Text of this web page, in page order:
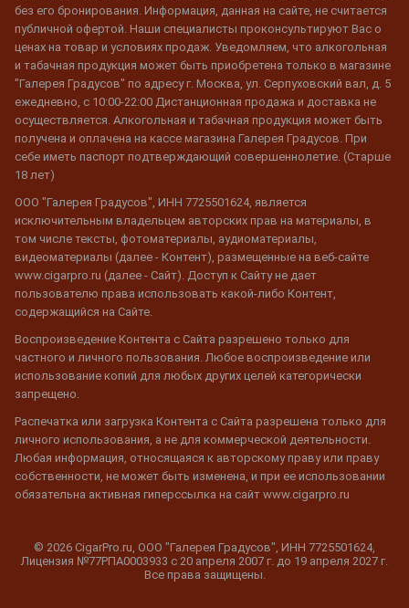
без его бронирования. Информация, данная на сайте, не считается
публичной офертой. Наши специалисты проконсультируют Вас о
ценах на товар и условиях продаж. Уведомляем, что алкогольная
и табачная продукция может быть приобретена только в магазине
"Галерея Градусов" по адресу г. Москва, ул. Серпуховский вал, д. 5
ежедневно, с 10:00-22:00 Дистанционная продажа и доставка не
осуществляется. Алкогольная и табачная продукция может быть
получена и оплачена на кассе магазина Галерея Градусов. При
себе иметь паспорт подтверждающий совершеннолетие. (Старше
18 лет)
ООО "Галерея Градусов", ИНН 7725501624, является
исключительным владельцем авторских прав на материалы, в
том числе тексты, фотоматериалы, аудиоматериалы,
видеоматериалы (далее - Контент), размещенные на веб-сайте
www.cigarpro.ru (далее - Сайт). Доступ к Сайту не дает
пользователю права использовать какой-либо Контент,
содержащийся на Сайте.
Воспроизведение Контента с Сайта разрешено только для
частного и личного пользования. Любое воспроизведение или
использование копий для любых других целей категорически
запрещено.
Распечатка или загрузка Контента с Сайта разрешена только для
личного использования, а не для коммерческой деятельности.
Любая информация, относящаяся к авторскому праву или праву
собственности, не может быть изменена, и при ее использовании
обязательна активная гиперссылка на сайт www.cigarpro.ru
© 2026 CigarPro.ru, ООО "Галерея Градусов", ИНН 7725501624,
Лицензия №77РПА0003933 c 20 апреля 2007 г. до 19 апреля 2027 г.
Все права защищены.